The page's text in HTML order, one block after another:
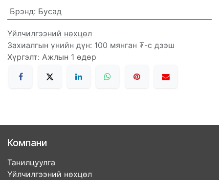
Брэнд: Бусад
Үйлчилгээний нөхцөл
Захиалгын үнийн дүн: 100 мянган ₮-с дээш
Хүргэлт: Ажлын 1 өдөр
Компани
Танилцуулга
Үйлчилгээний нөхцөл